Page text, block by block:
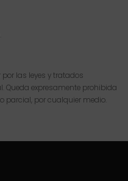
las leyes y tratados
Queda expresamente prohibida
parcial, por cualquier medio.